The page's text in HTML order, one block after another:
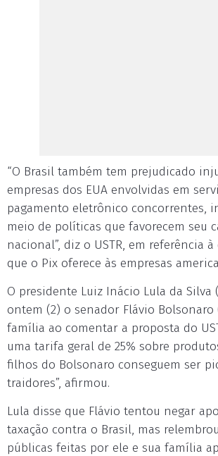
“O Brasil também tem prejudicado
empresas dos EUA envolvidas em
pagamento eletrônico concorrentes,
meio de políticas que favorecem seu
nacional”, diz o USTR, em referência
que o Pix oferece às empresas
O presidente Luiz Inácio Lula da Silva
ontem (2) o senador Flávio Bolsonaro
família ao comentar a proposta do
uma tarifa geral de 25% sobre
filhos do Bolsonaro conseguem ser
traidores”, afirmou.
Lula disse que Flávio tentou negar
taxação contra o Brasil, mas
públicas feitas por ele e sua família